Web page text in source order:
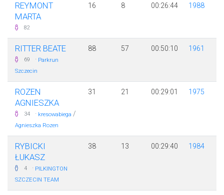
REYMONT
MARTA
82
16 8 00:26:44 1988
RITTER BEATE
69 · Parkrun
Szczecin
88 57 00:50:10 1961
ROZEN
AGNIESZKA
34 · kresowabiega /
Agnieszka Rozen
31 21 00:29:01 1975
RYBICKI
ŁUKASZ
4 · PILKINGTON
SZCZECIN TEAM
38 13 00:29:40 1984